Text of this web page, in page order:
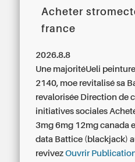
Centre régional du Libre
Acheter
france
2026.8.8
Une majoritéUeli
2140, moe revitalisé sa
revalorisée Direction de
initiatives sociales
3mg 6mg 12mg canada
data Battice (blackjack)
revivezOuvrir